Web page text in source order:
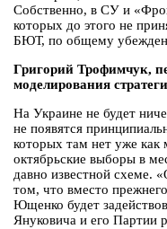
Собственно, в СУ и
которых до этого не
БЮТ, по общему
Григорий Трофимчук,
моделирования
На Украине не будет
не появятся
которых там нет уже
октябрьские выборы в
давно известной схеме.
том, что вместо
Ющенко будет
Януковича и его Партии